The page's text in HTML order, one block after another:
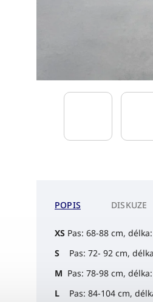
POPIS DISKUZE
XS Pas: 68-88 cm,
S Pas: 72- 92 cm,
M Pas: 78-98 cm,
L Pas: 84-104 cm,